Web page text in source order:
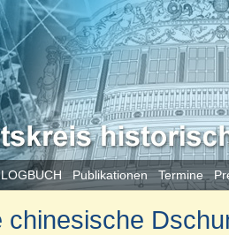
Publikationen Termine